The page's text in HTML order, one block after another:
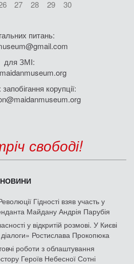
27 28 29
30
питань:
для ЗМІ:
корупції:
свободі!
НОВИНИ
Гідності взяв участь у
Майдану Андрія Парубія
у відкритій розмові. У Києві
діалоги» Ростислава Прокопюка
роботи з облаштування
Героїв Небесної Сотні